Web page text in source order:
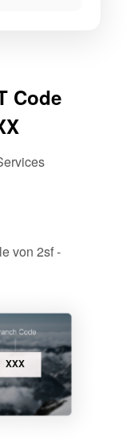
Code
von 2sf -
XXX